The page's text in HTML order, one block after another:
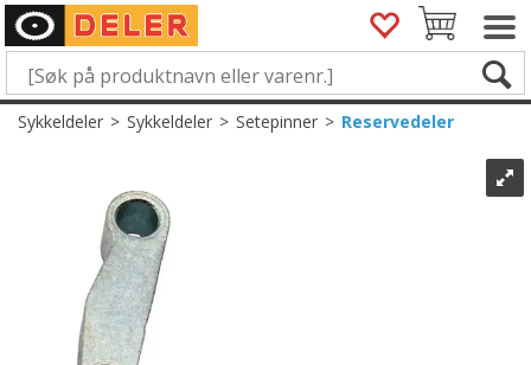
Sykkeldeler>Sykkeldeler>Setepinner>Reservedeler